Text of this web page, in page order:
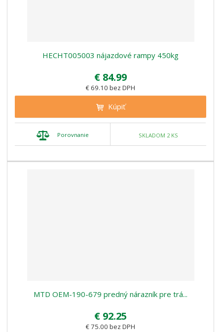
HECHT005003 nájazdové rampy 450kg
€ 84.99
€ 69.10 bez DPH
Kúpiť
Porovnanie SKLADOM 2 KS
MTD OEM-190-679 predný nárazní­k pre trá...
€ 92.25
€ 75.00 bez DPH